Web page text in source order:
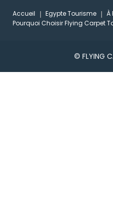
Accueil Egypte Tourisme
À
Pourquoi Choisir Flying Carpet
© FLYING